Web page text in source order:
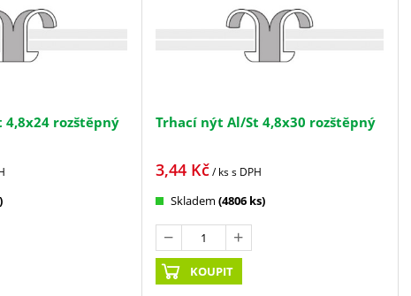
rozštěpný Trhací nýt Al/St 4,8x30 rozštěpný
3,44Kč/ kss DPH
Skladem (4806 ks)
KOUPIT